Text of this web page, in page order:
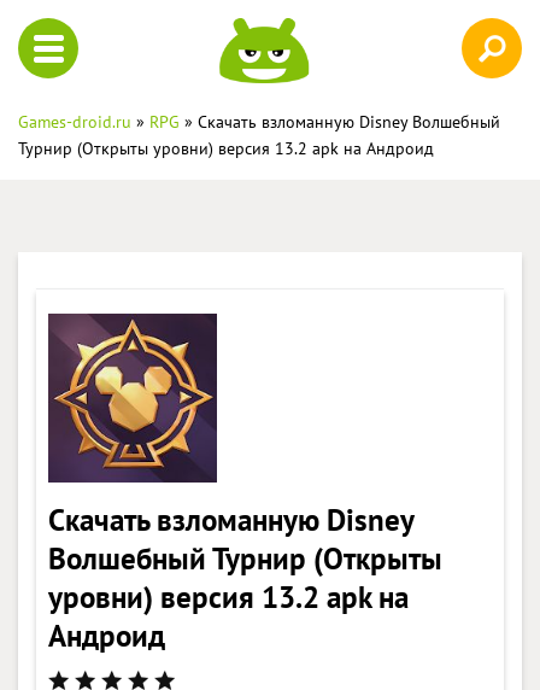
Games-droid.ru » RPG » Скачать взломанную Disney Волшебный
Турнир (Открыты уровни) версия 13.2 apk на Андроид
Скачать взломанную Disney
Волшебный Турнир (Открыты
уровни) версия 13.2 apk на
Андроид